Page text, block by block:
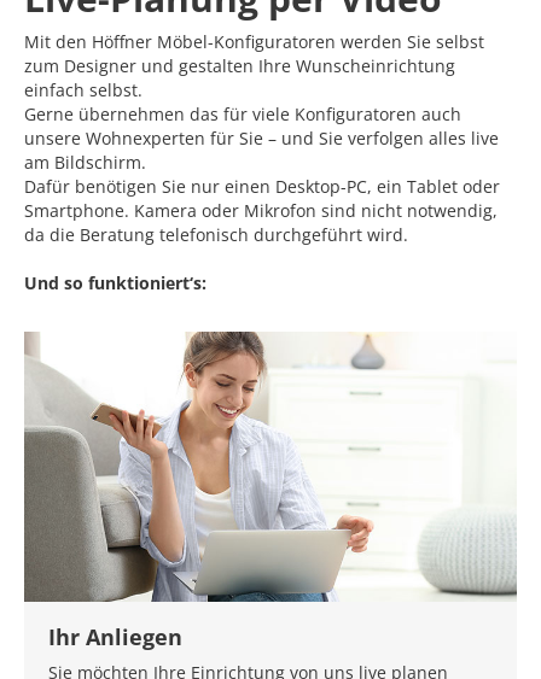
Mit den Höffner Möbel-Konfiguratoren werden Sie selbst
zum Designer und gestalten Ihre Wunscheinrichtung
einfach selbst.
Gerne übernehmen das für viele Konfiguratoren auch
unsere Wohnexperten für Sie – und Sie verfolgen alles live
am Bildschirm.
Dafür benötigen Sie nur einen Desktop-PC, ein Tablet oder
Smartphone. Kamera oder Mikrofon sind nicht notwendig,
da die Beratung telefonisch durchgeführt wird.
Und so funktioniert‘s:
Ihr Anliegen
Sie möchten Ihre Einrichtung von uns live planen